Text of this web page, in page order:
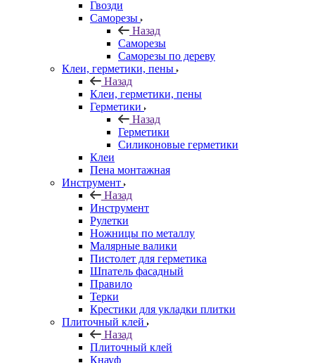
Гвозди
Саморезы
Назад
Саморезы
Саморезы по дереву
Клеи, герметики, пены
Назад
Клеи, герметики, пены
Герметики
Назад
Герметики
Силиконовые герметики
Клеи
Пена монтажная
Инструмент
Назад
Инструмент
Рулетки
Ножницы по металлу
Малярные валики
Пистолет для герметика
Шпатель фасадный
Правило
Терки
Крестики для укладки плитки
Плиточный клей
Назад
Плиточный клей
Кнауф